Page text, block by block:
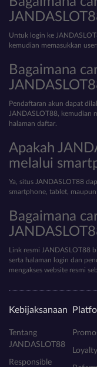
Untuk login ke
kemudian memasukkan
Bagaimana
Pendaftaran akun dapat
JANDASLOT88, kemudian
halaman daftar.
Apakah
melalui
Ya, situs JANDASLOT88
smartphone, tablet,
Bagaimana
Link resmi JANDASLOT88
serta halaman login dan
mengakses website resmi
Kebijaksanaan
Tentang
JANDASLOT88
Responsible
Loyalty